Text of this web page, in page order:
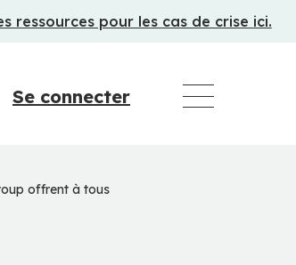
ressources pour les cas de crise ici.
Se connecter
offrent à tous